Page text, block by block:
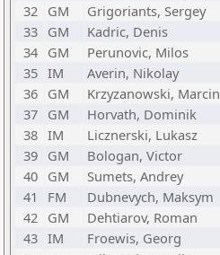
32
GM Grigoriants, Sergey
33
GM Kadric, Denis
34
GM Perunovic, Milos
35 IM Averin, Nikolay
36
GM Krzyzanowski, Marcin
37
GM Horvath, Dominik
38 IM Licznerski, Lukasz
39
GM Bologan, Victor
40
GM Sumets, Andrey
41
FM Dubnevych, Maksym
42
GM Dehtiarov, Roman
43 IM Froewis, Georg